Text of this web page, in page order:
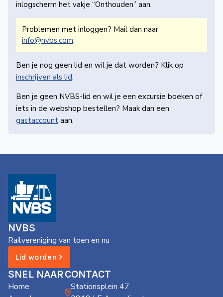
inlogscherm het vakje “Onthouden” aan.
Problemen met inloggen? Mail dan naar
info@nvbs.com.
Ben je nog geen lid en wil je dat worden? Klik op
inschrijven als lid.
Ben je geen NVBS-lid en wil je een excursie boeken of
iets in de webshop bestellen? Maak dan een
gastaccount aan.
NVBS
Railvereniging van toen en nu
Lid worden >
SNEL NAAR
Home
CONTACT
Stationsplein 47